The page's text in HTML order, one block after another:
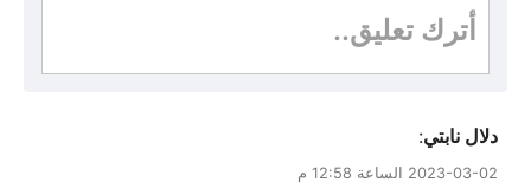
أترك تعليق..
دلال نابتي:
2023-03-02 الساعة 12:58 م